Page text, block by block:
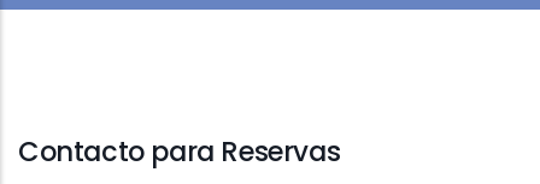
Contacto para Reservas